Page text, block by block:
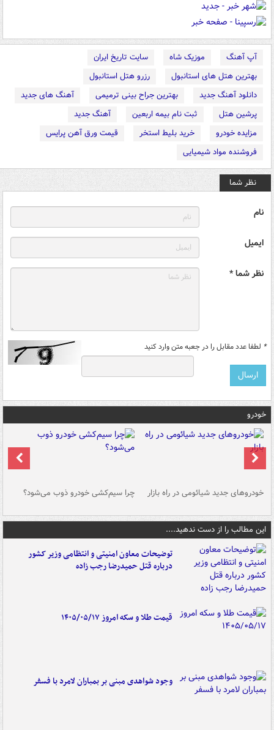
آپ آهنگ موزیک شاه
سایت تاریخ ایران
بهترین هتل های استانبول
رزرو هتل استانبول
دانلود آهنگ جدید
بهترین جراح بینی ترمیمی
آهنگ های جدید
پرشین هتل
ثبت نام بیمه اربعین
آهنگ جدید
مزایده خودرو
خرید بلیط استخر
قیمت ورق آهن پرایس
فروشنده مواد شیمیایی
نظر شما
نام
ایمیل
نظر شما *
* لطفا عدد مقابل را در جعبه متن وارد کنید
خودرو
خودروهای جدید شیائومی در راه بازار چرا سیم‌کشی خودرو ذوب می‌شود؟
این مطالب را از دست ندهید....
توضیحات معاون امنیتی و انتظامی وزیر کشور
درباره قتل حمیدرضا رجب زاده
قیمت طلا و سکه امروز ۱۴۰۵/۰۵/۱۷
وجود شواهدی مبنی بر بمباران لامرد با فسفر